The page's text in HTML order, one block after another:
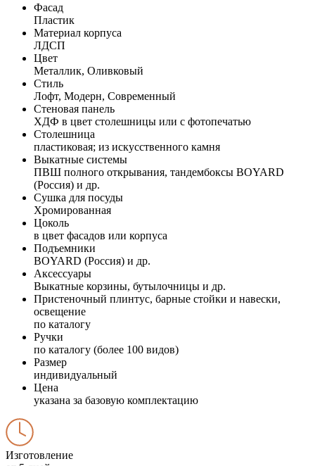
Фасад
Пластик
Материал корпуса
ЛДСП
Цвет
Металлик, Оливковый
Стиль
Лофт, Модерн, Современный
Стеновая панель
ХДФ в цвет столешницы или с фотопечатью
Столешница
пластиковая; из искусственного камня
Выкатные системы
ПВШ полного открывания, тандембоксы BOYARD
(Россия) и др.
Сушка для посуды
Хромированная
Цоколь
в цвет фасадов или корпуса
Подъемники
BOYARD (Россия) и др.
Аксессуары
Выкатные корзины, бутылочницы и др.
Пристеночный плинтус, барные стойки и навески,
освещение
по каталогу
Ручки
по каталогу (более 100 видов)
Размер
индивидуальный
Цена
указана за базовую комплектацию
Изготовление